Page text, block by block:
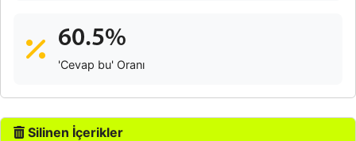
60.5%
'Cevap bu' Oranı
Silinen İçerikler